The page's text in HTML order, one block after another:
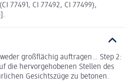
77491, CI 77492, CI 77499),
großflächig auftragen… Step 2:
die hervorgehobenen Stellen des
Gesichtszüge zu betonen.